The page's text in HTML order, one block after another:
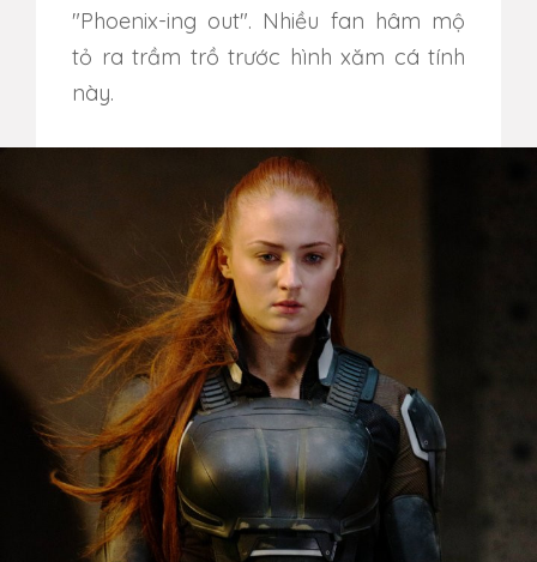
"Phoenix-ing out". Nhiều fan hâm mộ
tỏ ra trầm trồ trước hình xăm cá tính
này.